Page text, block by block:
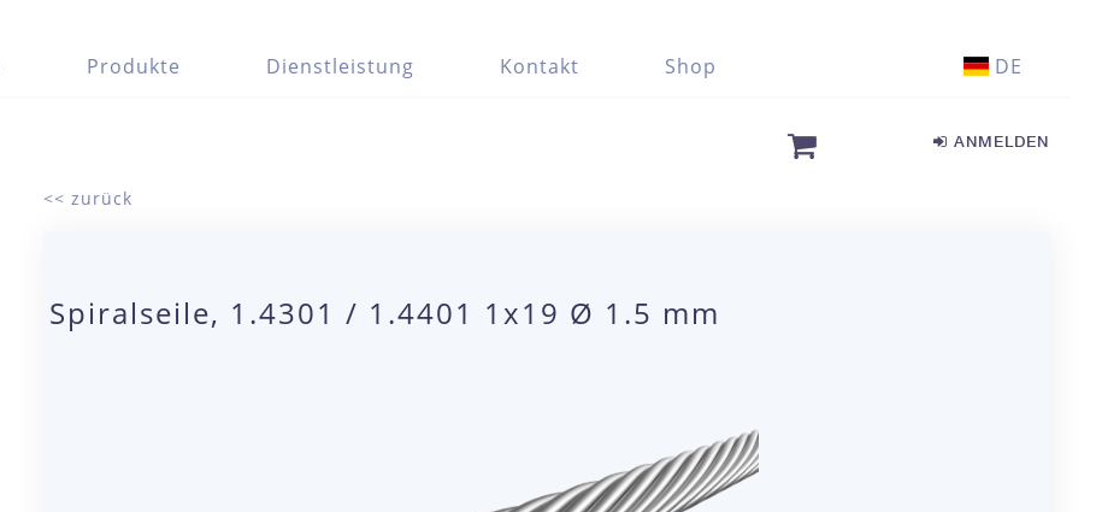
Produkte Dienstleistung Kontakt Shop DE
ANMELDEN
<< zurück
Spiralseile, 1.4301 / 1.4401 1x19 Ø 1.5 mm